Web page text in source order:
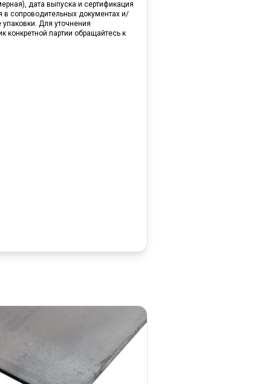
дата выпуска и сертификация
в сопроводительных документах и/
упаковки. Для уточнения
конкретной партии обращайтесь к